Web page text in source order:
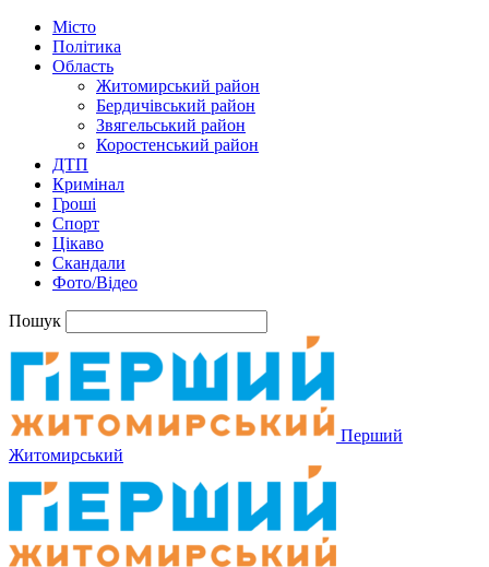
Місто
Політика
Область
Житомирський район
Бердичівський район
Звягельський район
Коростенський район
ДТП
Кримінал
Гроші
Спорт
Цікаво
Скандали
Фото/Відео
Пошук
Перший
Житомирський